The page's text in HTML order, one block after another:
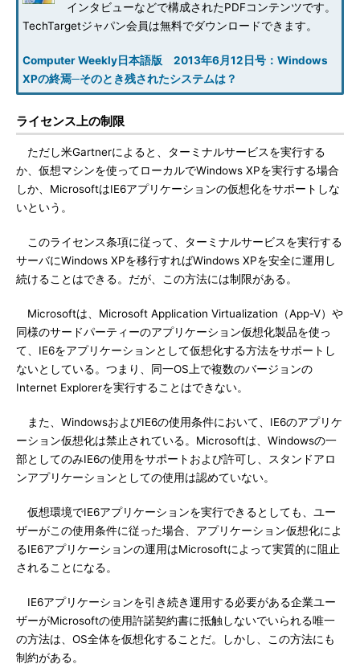
インタビューなどで構成されたPDFコンテンツです。
TechTargetジャパン会員は無料でダウンロードできます。
Computer Weekly日本語版 2013年6月12日号：Windows
XPの終焉─そのとき残されたシステムは？
ライセンス上の制限
ただし米Gartnerによると、ターミナルサービスを実行する
か、仮想マシンを使ってローカルでWindows XPを実行する場合
しか、MicrosoftはIE6アプリケーションの仮想化をサポートしな
いという。
このライセンス条項に従って、ターミナルサービスを実行する
サーバにWindows XPを移行すればWindows XPを安全に運用し
続けることはできる。だが、この方法には制限がある。
Microsoftは、Microsoft Application Virtualization（App-V）や
同様のサードパーティーのアプリケーション仮想化製品を使っ
て、IE6をアプリケーションとして仮想化する方法をサポートし
ないとしている。つまり、同一OS上で複数のバージョンの
Internet Explorerを実行することはできない。
また、WindowsおよびIE6の使用条件において、IE6のアプリケ
ーション仮想化は禁止されている。Microsoftは、Windowsの一
部としてのみIE6の使用をサポートおよび許可し、スタンドアロ
ンアプリケーションとしての使用は認めていない。
仮想環境でIE6アプリケーションを実行できるとしても、ユー
ザーがこの使用条件に従った場合、アプリケーション仮想化によ
るIE6アプリケーションの運用はMicrosoftによって実質的に阻止
されることになる。
IE6アプリケーションを引き続き運用する必要がある企業ユー
ザーがMicrosoftの使用許諾契約書に抵触しないでいられる唯一
の方法は、OS全体を仮想化することだ。しかし、この方法にも
制約がある。